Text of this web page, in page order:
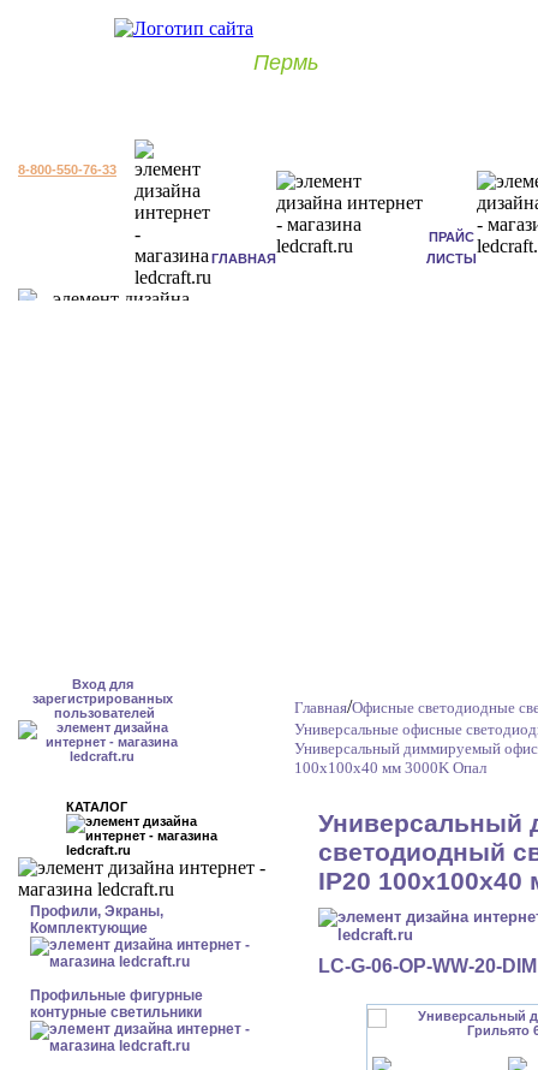
Пермь
8-800-550-76-33
ГЛАВНАЯ
ПРАЙС
ЛИСТЫ
Вход для
зарегистрированных
пользователей
КАТАЛОГ
Профили, Экраны,
Комплектующие
Профильные фигурные
контурные светильники
Главная/Офисные светодиодные
Универсальные офисные
Универсальный диммируемый
100x100x40 мм 3000K Опал
светодиодный
IP20
LC-G-06-OP-WW-20-DIM